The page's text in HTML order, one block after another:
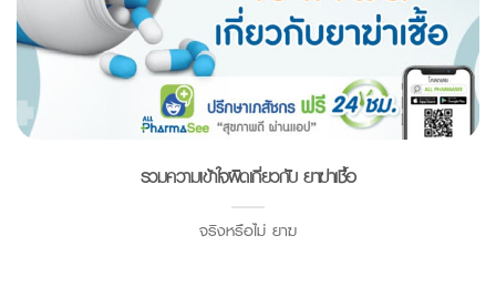
รวมความเข้าใจผิดเกี่ยวกับ ยาฆ่าเชื้อ
จริงหรือไม่ ยาฆ